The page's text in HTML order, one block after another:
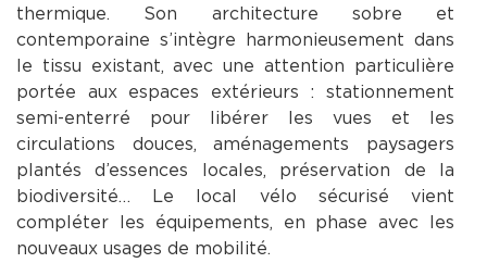
thermique. Son architecture sobre et
contemporaine s’intègre harmonieusement dans
le tissu existant, avec une attention particulière
portée aux espaces extérieurs : stationnement
semi-enterré pour libérer les vues et les
circulations douces, aménagements paysagers
plantés d’essences locales, préservation de la
biodiversité… Le local vélo sécurisé vient
compléter les équipements, en phase avec les
nouveaux usages de mobilité.